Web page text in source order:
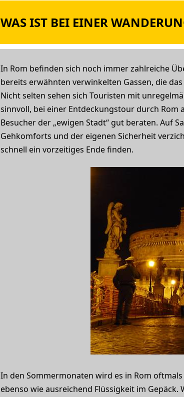
WAS IST BEI EINER
In Rom befinden sich noch immer zahlreiche
bereits erwähnten verwinkelten Gassen, die
Nicht selten sehen sich Touristen mit
sinnvoll, bei einer Entdeckungstour durch Rom
Besucher der „ewigen Stadt“ gut beraten. Auf
Gehkomforts und der eigenen Sicherheit
schnell ein vorzeitiges Ende finden.
In den Sommermonaten wird es in Rom
ebenso wie ausreichend Flüssigkeit im Gepäck.